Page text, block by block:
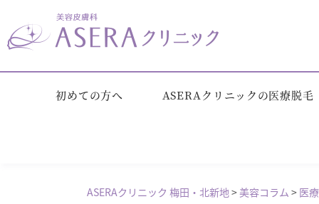
初めての方へ ASERAクリニックの医療脱毛
ASERAクリニック 梅田・北新地>美容コラム>医